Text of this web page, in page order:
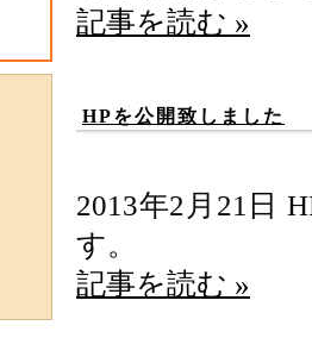
記事を読む »
HPを公開致しました
2013年2月21日
す。
記事を読む »